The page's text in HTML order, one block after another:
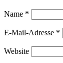
Name *
E-Mail-Adresse *
Website